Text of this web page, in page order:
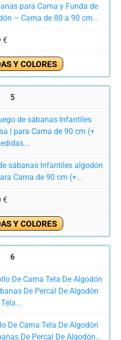
para Cama y Funda de
– Cama de 80 a 90 cm...
€
Y COLORES
5
sábanas Infantiles algodón
Cama de 90 cm (+...
€
Y COLORES
6
De Cama Tela De Algodón
De Percal De Algodón...